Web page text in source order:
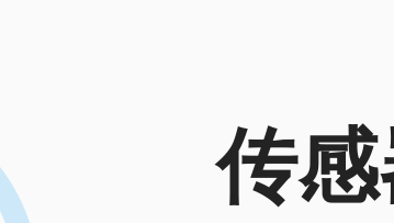
传